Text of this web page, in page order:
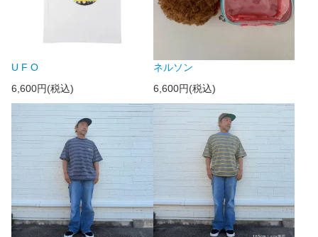
U F O
6,600円(税込)
ネルソン
6,600円(税込)